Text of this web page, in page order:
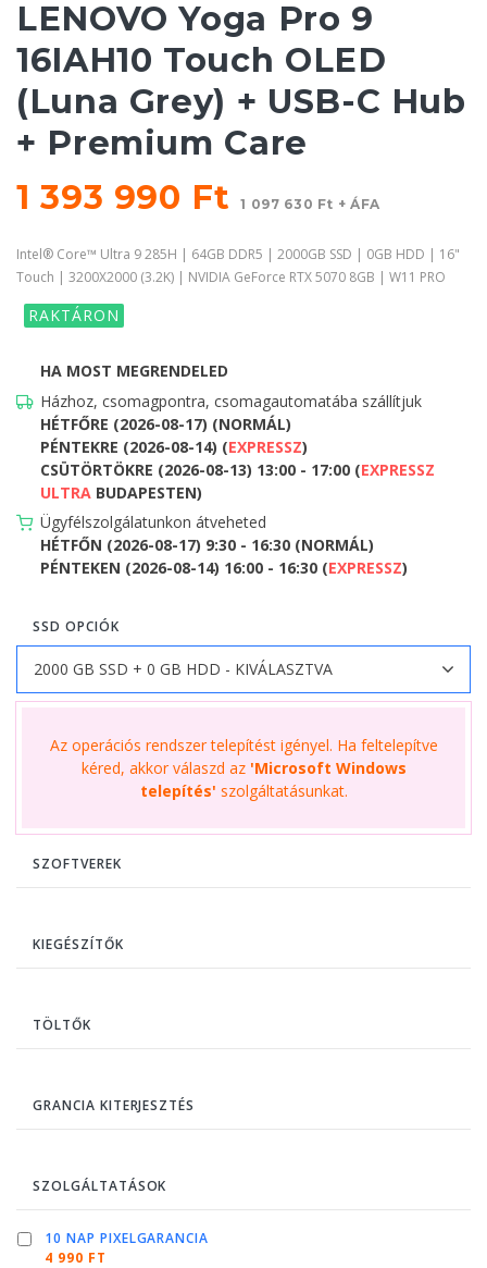
LENOVO Yoga Pro 9
16IAH10 Touch OLED
(Luna Grey) + USB-C Hub
+ Premium Care
1 393 990 Ft1 097 630 Ft + ÁFA
Intel® Core™ Ultra 9 285H | 64GB DDR5 | 2000GB SSD | 0GB HDD | 16"
Touch | 3200X2000 (3.2K) | NVIDIA GeForce RTX 5070 8GB | W11 PRO
RAKTÁRON
HA MOST MEGRENDELED
Házhoz, csomagpontra, csomagautomatába szállítjuk
HÉTFŐRE (2026-08-17) (NORMÁL)
PÉNTEKRE (2026-08-14) (EXPRESSZ)
CSÜTÖRTÖKRE (2026-08-13) 13:00 - 17:00 (EXPRESSZ
ULTRA BUDAPESTEN)
Ügyfélszolgálatunkon átveheted
HÉTFŐN (2026-08-17) 9:30 - 16:30 (NORMÁL)
PÉNTEKEN (2026-08-14) 16:00 - 16:30 (EXPRESSZ)
SSD OPCIÓK
Az operációs rendszer telepítést igényel. Ha feltelepítve
kéred, akkor válaszd az 'Microsoft Windows
telepítés' szolgáltatásunkat.
SZOFTVEREK
KIEGÉSZÍTŐK
TÖLTŐK
GRANCIA KITERJESZTÉS
SZOLGÁLTATÁSOK
10 NAP PIXELGARANCIA
4 990 FT